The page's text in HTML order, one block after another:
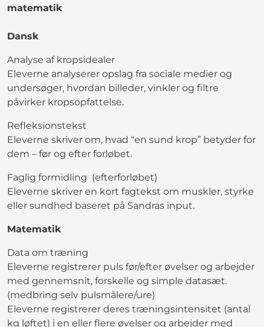
matematik
Dansk
Analyse af kropsidealer
Eleverne analyserer opslag fra sociale medier og
undersøger, hvordan billeder, vinkler og filtre
påvirker kropsopfattelse.
Refleksionstekst
Eleverne skriver om, hvad “en sund krop” betyder for
dem – før og efter forløbet.
Faglig formidling (efterforløbet)
Eleverne skriver en kort fagtekst om muskler, styrke
eller sundhed baseret på Sandras input.
Matematik
Data om træning
Eleverne registrerer puls før/efter øvelser og arbejder
med gennemsnit, forskelle og simple datasæt.
(medbring selv pulsmålere/ure)
Eleverne registrerer deres træningsintensitet (antal
kg løftet) i en eller flere øvelser og arbejder med